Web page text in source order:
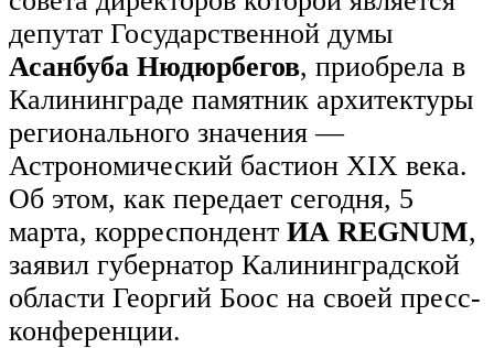
депутат Государственной думы
Асанбуба Нюдюрбегов, приобрела в
Калининграде памятник архитектуры
регионального значения —
Астрономический бастион XIX века.
Об этом, как передает сегодня, 5
марта, корреспондент ИА REGNUM,
заявил губернатор Калининградской
области Георгий Боос на своей пресс-
конференции.